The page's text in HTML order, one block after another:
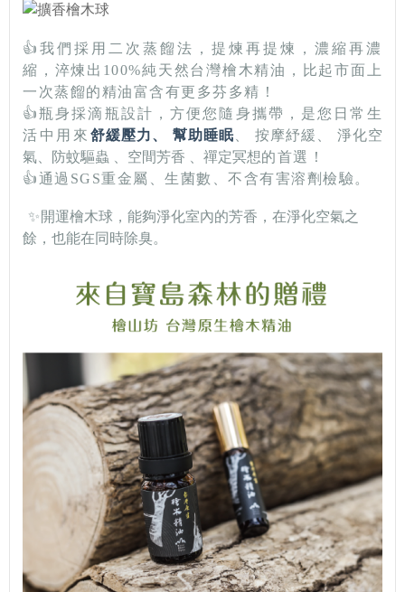
👍我們採用二次蒸餾法，提煉再提煉，濃縮再濃
縮，淬煉出100%純天然台灣檜木精油，比起市面上
一次蒸餾的精油富含有更多芬多精！
👍瓶身採滴瓶設計，方便您隨身攜帶，是您日常生
活中用來 舒緩壓力、 幫助睡眠 按摩紓緩
淨化空
氣
防蚊驅蟲 空間芳香 禪定冥想的首選！
👍通過SGS重金屬、生菌數、不含有害溶劑檢驗。
✨ 開運檜木球，能夠淨化室內的芳香，在淨化空氣之
餘，也能在同時除臭。